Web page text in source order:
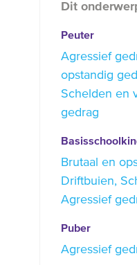
Dit
Peuter
Agressief
opstandig
Schelden en
gedrag
Brutaal en
Driftbuien
Agressief
Puber
Agressief